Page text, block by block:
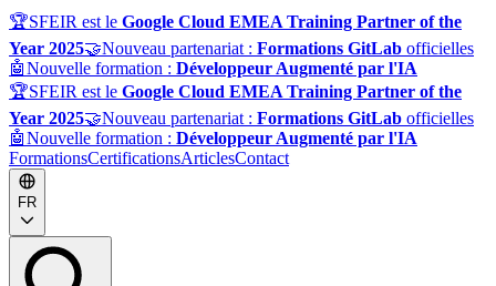
🏆SFEIR est le Google Cloud EMEA Training Partner of the
Year 2025🤝Nouveau partenariat : Formations GitLab officielles
🤖Nouvelle formation : Développeur Augmenté par l'IA
🏆SFEIR est le Google Cloud EMEA Training Partner of the
Year 2025🤝Nouveau partenariat : Formations GitLab officielles
🤖Nouvelle formation : Développeur Augmenté par l'IA
FormationsCertificationsArticlesContact
FR